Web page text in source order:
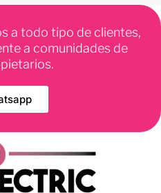
a todo tipo de clientes,
a comunidades de